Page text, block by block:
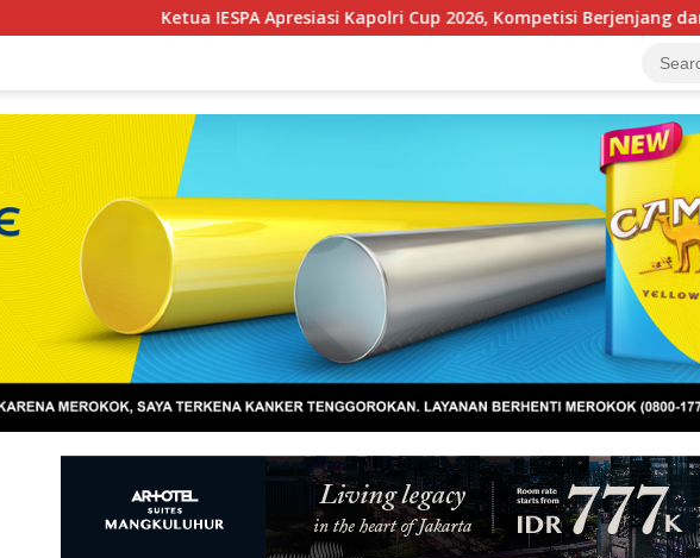
Ketua IESPA Apresiasi Kapolri Cup 2026, Kompetisi Berjenjang dari Polres hingga